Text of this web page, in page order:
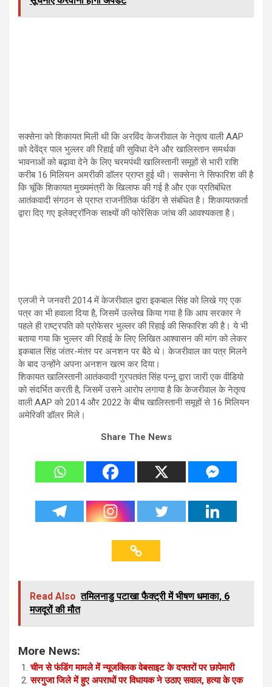
सक्सेना को शिकायत मिली थी कि अरविंद केजरीवाल के नेतृत्व वाली AAP
को देवेंद्र पाल भुल्लर की रिहाई की सुविधा देने और खालिस्तान समर्थक
भावनाओं को बढ़ावा देने के लिए चरमपंथी खालिस्तानी समूहों से भारी राशि
करीब 16 मिलियन अमरीकी डॉलर प्राप्त हुई थी। सक्सेना ने सिफारिश की है
कि चूंकि शिकायत मुख्यमंत्री के खिलाफ की गई है और एक प्रतिबंधित
आतंकवादी संगठन से प्राप्त राजनीतिक फंडिंग से संबंधित है। शिकायतकर्ता
द्वारा दिए गए इलेक्ट्रॉनिक साक्ष्यों की फोरेंसिक जांच की आवश्यकता है।
एलजी ने जनवरी 2014 में केजरीवाल द्वारा इकबाल सिंह को लिखे गए एक
पत्र का भी हवाला दिया है, जिसमें उल्लेख किया गया है कि आप सरकार ने
पहले ही राष्ट्रपति को प्रोफेसर भुल्लर की रिहाई की सिफारिश की है। ये भी
बताया गया कि भुल्लर की रिहाई के लिए लिखित आश्वासन की मांग को लेकर
इकबाल सिंह जंतर-मंतर पर अनशन पर बैठे थे। केजरीवाल का पत्र मिलने
के बाद उन्होंने अपना अनशन खत्म कर दिया।
शिकायत खालिस्तानी आतंकवादी गुरपतवंत सिंह पन्नू द्वारा जारी एक वीडियो
को संदर्भित करती है, जिसमें उसने आरोप लगाया है कि केजरीवाल के नेतृत्व
वाली AAP को 2014 और 2022 के बीच खालिस्तानी समूहों से 16 मिलियन
अमेरिकी डॉलर मिले।
Share The News
Read Also तमिलनाडु पटाखा फैक्ट्री में भीषण धमाका, 6
मजदूरों की मौत
More News:
चीन से फंडिंग मामले में न्यूजक्लिक वेबसाइट के दफ्तरों पर छापेमारी
सरगुजा जिले में हुए अपराधों पर विधायक ने उठाए सवाल, हत्या के एक